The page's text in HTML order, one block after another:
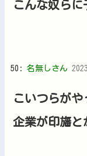
こんな奴ら
50: 名無しさん
こいつらが
企業が印旛と